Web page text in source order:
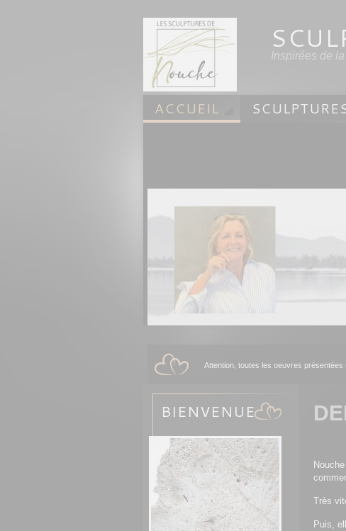
Inspirées de
ACCUEIL
Attention, toutes les oeuvres
BIENVENUE
Très
Puis,